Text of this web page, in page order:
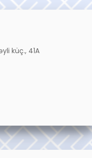
küç., 41A